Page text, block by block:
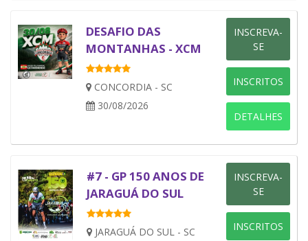
DESAFIO DAS
MONTANHAS - XCM
CONCORDIA - SC
30/08/2026
INSCREVA-
SE
INSCRITOS
DETALHES
#7 - GP 150 ANOS DE
JARAGUÁ DO SUL
JARAGUÁ DO SUL - SC
INSCREVA-
SE
INSCRITOS